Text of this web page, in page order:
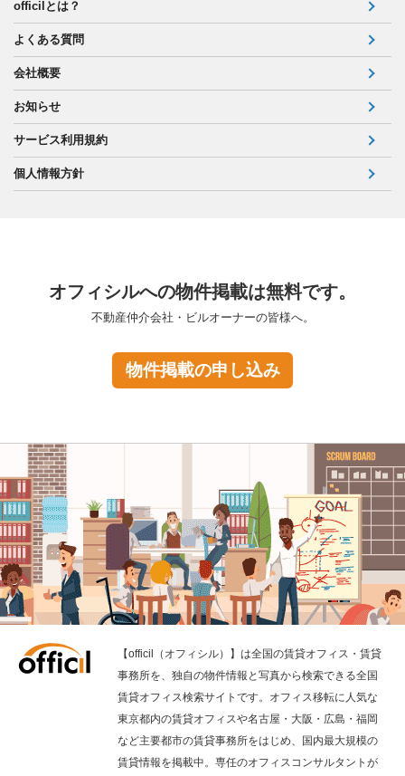
officilとは？
よくある質問
会社概要
お知らせ
サービス利用規約
個人情報方針
オフィシルへの物件掲載は無料です。
不動産仲介会社・ビルオーナーの皆様へ。
物件掲載の申し込み
【officil（オフィシル）】は全国の賃貸オフィス・賃貸
事務所を、独自の物件情報と写真から検索できる全国
賃貸オフィス検索サイトです。オフィス移転に人気な
東京都内の賃貸オフィスや名古屋・大阪・広島・福岡
など主要都市の賃貸事務所をはじめ、国内最大規模の
賃貸情報を掲載中。専任のオフィスコンサルタントが